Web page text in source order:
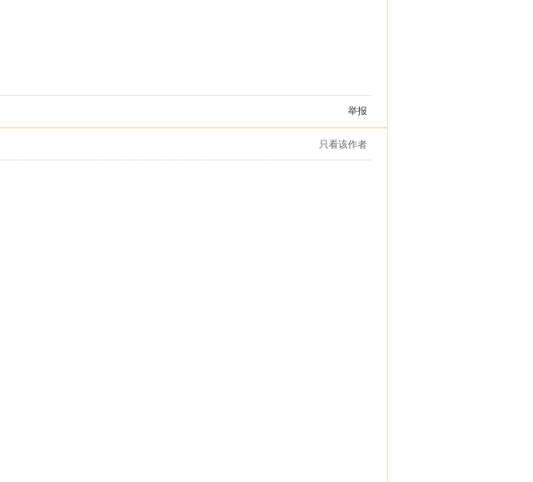
举报
只看该作者